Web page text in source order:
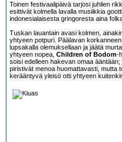
Toinen festivaalipäivä tarjosi juhlien
esittivät kolmella lavalla musiikkia
indonesialaisesta gringoresta aina
Tuskan lauantain avasi kolmen,
yhtyeen potpuri. Päälavan korkanneen
lupsakalla olemuksellaan ja jäätä
yhtyeen nopea, Children of Bodom-
soisi edelleen hakevan omaa
piristivät menoa huomattavasti, mutta
kerääntyvä yleisö otti yhtyeen